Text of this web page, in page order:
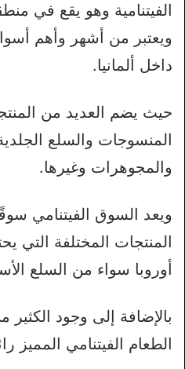
الفيتنامية وهو يقع في
ويعتبر من أشهر وأهم
داخل ألمانيا.
حيث يضم العديد من
المنسوجات والسلع
والمجوهرات وغيرها.
ويعد السوق الفيتنامي
المنتجات المختلفة التي
أوروبا سواء من السلع
بالإضافة إلى وجود الكثير
الطعام الفيتنامي المميز